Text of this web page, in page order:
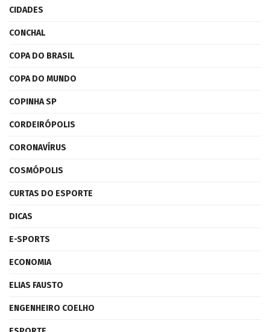
CIDADES
CONCHAL
COPA DO BRASIL
COPA DO MUNDO
COPINHA SP
CORDEIRÓPOLIS
CORONAVÍRUS
COSMÓPOLIS
CURTAS DO ESPORTE
DICAS
E-SPORTS
ECONOMIA
ELIAS FAUSTO
ENGENHEIRO COELHO